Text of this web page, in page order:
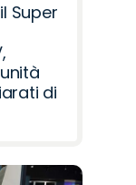
Super
di